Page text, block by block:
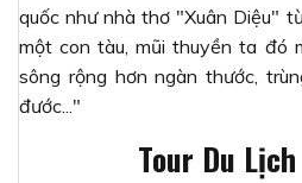
quốc như nhà thơ "Xuân Diệu"
một con tàu, mũi thuyền ta đó
sông rộng hơn ngàn thước,
đước..."
Tour Du